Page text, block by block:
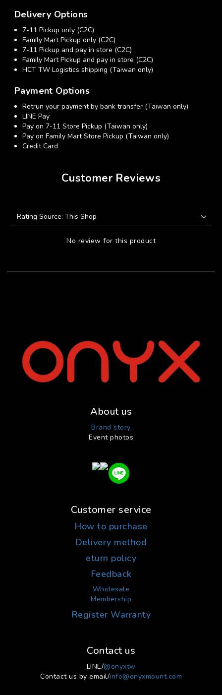
Delivery Options
7-11 Pickup only (C2C)
Family Mart Pickup only (C2C)
7-11 Pickup and pay in store (C2C)
Family Mart Pickup and pay in store (C2C)
HCT TW Logistics shipping (Taiwan only)
Payment Options
Retrun your payment by bank transfer (Taiwan only)
LINE Pay
Pay on 7-11 Store Pickup (Taiwan only)
Pay on Family Mart Store Pickup (Taiwan only)
Credit Card
Customer Reviews
No review for this product
About us
Brand story
Event photos
Customer service
How to purchase
Delivery method
eturn policy
Feedback
Wholesale
Membership
Register Warranty
Contact us
LINE/@onyxtw
Contact us by email/info@onyxmount.com